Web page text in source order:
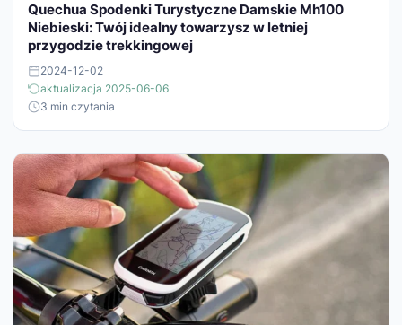
Quechua Spodenki Turystyczne Damskie Mh100
Niebieski: Twój idealny towarzysz w letniej
przygodzie trekkingowej
2024-12-02
aktualizacja 2025-06-06
3 min czytania